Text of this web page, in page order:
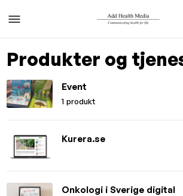
Produkter og
Event
1 produkt
Kurera.se
Onkologi i Sverige digital